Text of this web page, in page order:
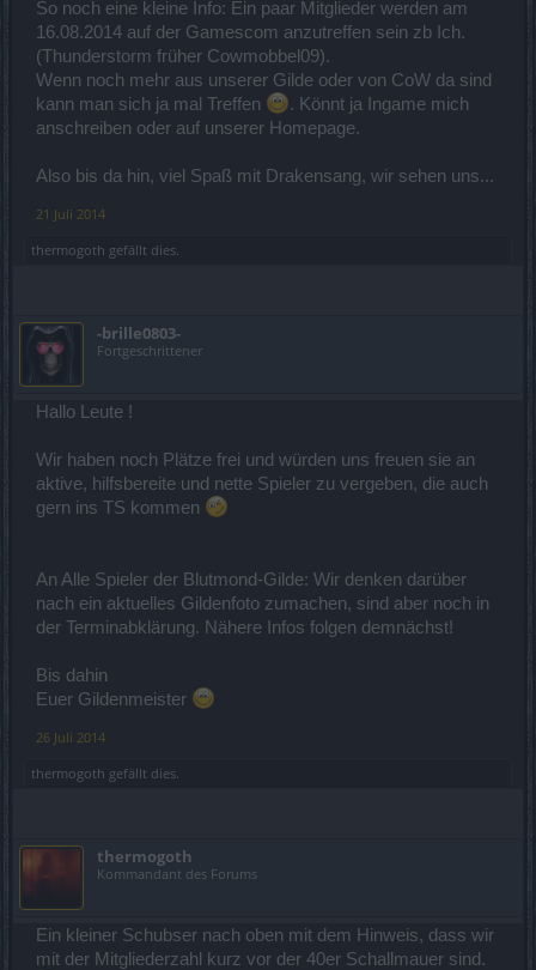
So noch eine kleine Info: Ein paar Mitglieder werden am
16.08.2014 auf der Gamescom anzutreffen sein zb Ich.
(Thunderstorm früher Cowmobbel09).
Wenn noch mehr aus unserer Gilde oder von CoW da sind
kann man sich ja mal Treffen
. Könnt ja Ingame mich
anschreiben oder auf unserer Homepage.
Also bis da hin, viel Spaß mit Drakensang, wir sehen uns...
21 Juli 2014
thermogoth gefällt dies.
-brille0803-
Fortgeschrittener
Hallo Leute !
Wir haben noch Plätze frei und würden uns freuen sie an
aktive, hilfsbereite und nette Spieler zu vergeben, die auch
gern ins TS kommen
An Alle Spieler der Blutmond-Gilde: Wir denken darüber
nach ein aktuelles Gildenfoto zumachen, sind aber noch in
der Terminabklärung. Nähere Infos folgen demnächst!
Bis dahin
Euer Gildenmeister
26 Juli 2014
thermogoth gefällt dies.
thermogoth
Kommandant des Forums
Ein kleiner Schubser nach oben mit dem Hinweis, dass wir
mit der Mitgliederzahl kurz vor der 40er Schallmauer sind.